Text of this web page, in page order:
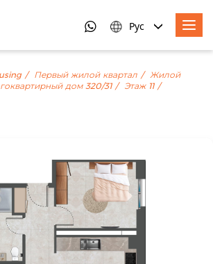
Рус
Первый жилой квартал
Жилой
дом 320/31
Этаж 11